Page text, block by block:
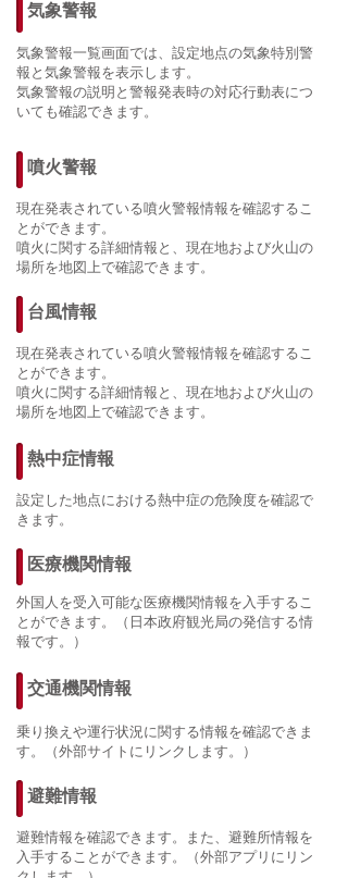
気象警報
気象警報一覧画面では、設定地点の気象特別警
報と気象警報を表示します。
気象警報の説明と警報発表時の対応行動表につ
いても確認できます。
​噴火警報
現在発表されている噴火警報情報を確認するこ
とができます。
噴火に関する詳細情報と、現在地および火山の
場所を地図上で確認できます。
台風情報
現在発表されている噴火警報情報を確認するこ
とができます。
噴火に関する詳細情報と、現在地および火山の
場所を地図上で確認できます。
​熱中症情報
設定した地点における熱中症の危険度を確認で
きます。
医療機関情報
外国人を受入可能な医療機関情報を入手するこ
とができます。（日本政府観光局の発信する情
報です。）
交通機関情報
乗り換えや運行状況に関する情報を確認できま
す。（外部サイトにリンクします。）
避難情報
避難情報を確認できます。また、避難所情報を
入手することができます。（外部アプリにリン